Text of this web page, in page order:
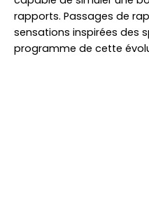
rapports. Passages de
sensations inspirées des
programme de cette